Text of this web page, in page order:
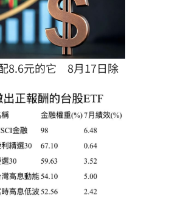
8.6元的它　8月17日除